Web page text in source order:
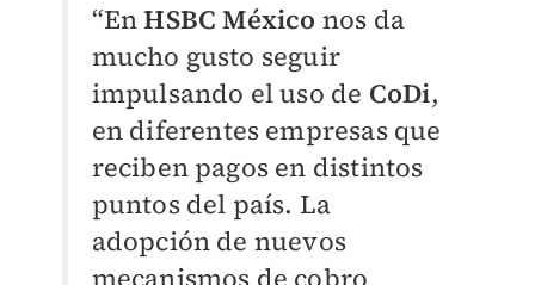
“EnHSBC México nos da
mucho gusto seguir
impulsando el uso de CoDi,
en diferentes empresas que
reciben pagos en distintos
puntos del país. La
adopción de nuevos